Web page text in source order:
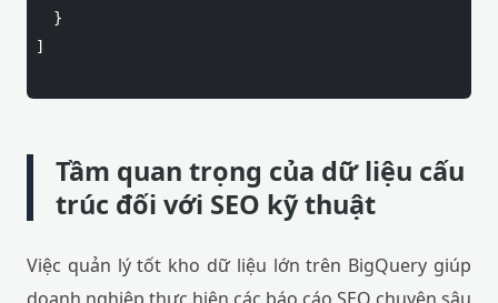
  }
]
Tầm quan trọng của dữ liệu cấu
trúc đối với SEO kỹ thuật
Việc quản lý tốt kho dữ liệu lớn trên BigQuery giúp